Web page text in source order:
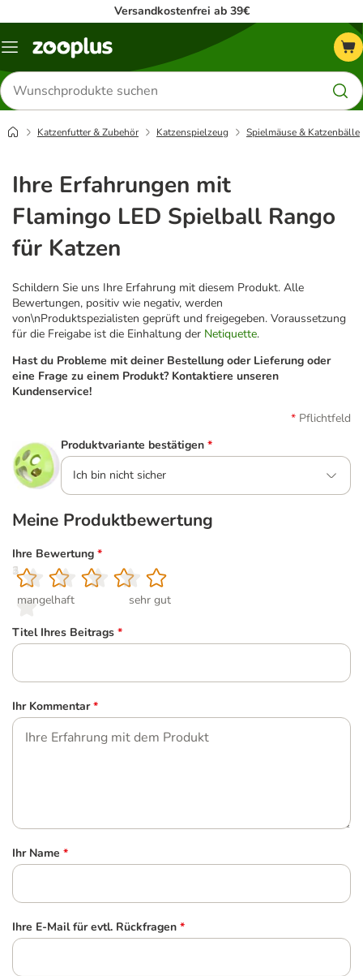
Versandkostenfrei ab 39€
Menü
Produkte
suchen
Katzenfutter & Zubehör Katzenspielzeug Spielmäuse & Katzenbälle
Ihre Erfahrungen mit
Flamingo LED Spielball Rango
für Katzen
Schildern Sie uns Ihre Erfahrung mit diesem Produkt. Alle
Bewertungen, positiv wie negativ, werden
von\nProduktspezialisten geprüft und freigegeben. Voraussetzung
für die Freigabe ist die Einhaltung der Netiquette.
Hast du Probleme mit deiner Bestellung oder Lieferung oder
eine Frage zu einem Produkt? Kontaktiere unseren
Kundenservice!
Pflichtfeld
Produktvariante bestätigen *
Ich bin nicht sicher
Meine Produktbewertung
Ihre Bewertung *
1
mangelhaft
2
3
4
5
sehr gut
Titel Ihres Beitrags *
Ihr Kommentar *
Ihr Name *
Ihre E-Mail für evtl. Rückfragen *